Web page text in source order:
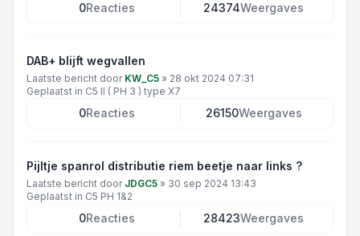
0Reacties 24374Weergaves
DAB+ blijft wegvallen
Laatste bericht door KW_C5 » 28 okt 2024 07:31
Geplaatst in C5 II ( PH 3 ) type X7
0Reacties 26150Weergaves
Pijltje spanrol distributie riem beetje naar links ?
Laatste bericht door JDGC5 » 30 sep 2024 13:43
Geplaatst in C5 PH 1&2
0Reacties 28423Weergaves